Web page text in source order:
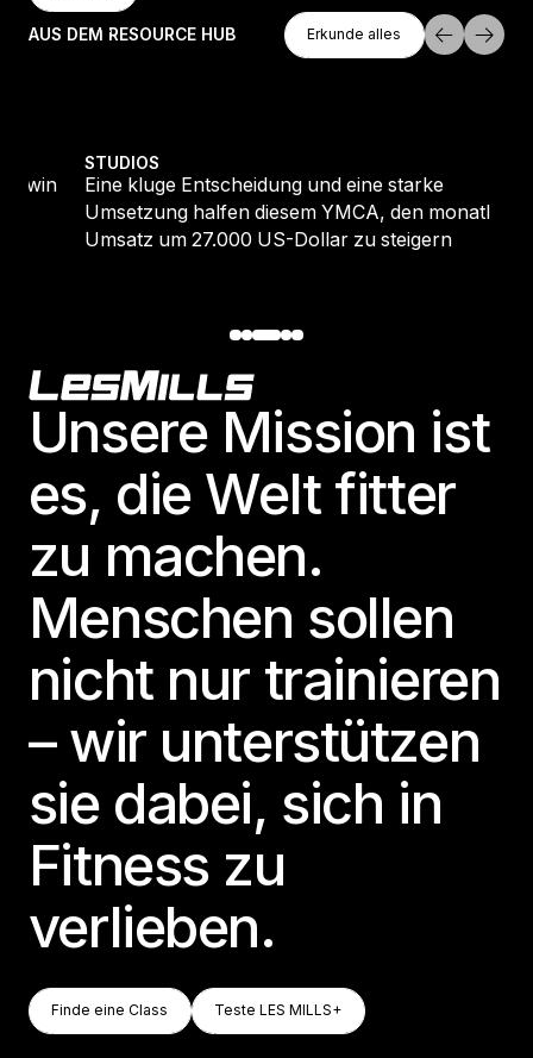
Let's talk
AUS DEM RESOURCE HUB
Erkunde Alles
Erkunde alles
STUDIOS
Eine kluge Entscheidung und eine starke
Umsetzung halfen diesem YMCA, den monatlichen
Umsatz um 27.000 US-Dollar zu steigern
Footer
Unsere Mission ist
es, die Welt fitter
zu machen.
Menschen sollen
nicht nur trainieren
– wir unterstützen
sie dabei, sich in
Fitness zu
verlieben.
Finde Eine Class
Finde eine Class
Teste LES MILLS+
Teste LES MILLS+